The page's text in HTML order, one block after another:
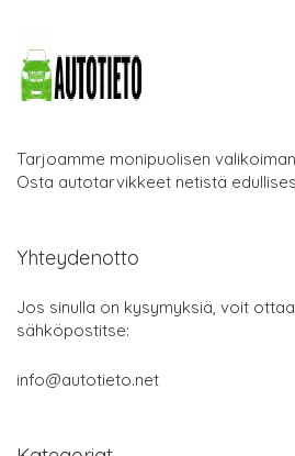
Tarjoamme monipuolisen
Osta autotarvikkeet netistä
Yhteydenotto
Jos sinulla on kysymyksiä, voit
sähköpostitse:
info@autotieto.net